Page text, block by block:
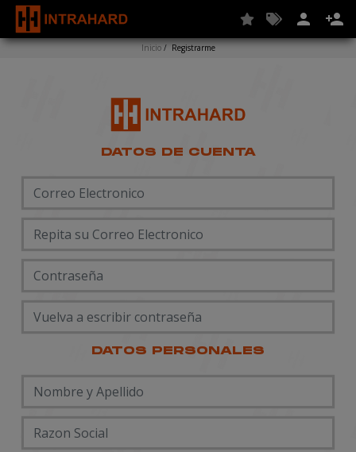
person person_add
Inicio/ Registrarme
DATOS DE CUENTA
DATOS PERSONALES